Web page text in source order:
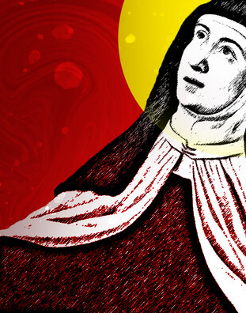
ESPACIOS MÍSTICOS
sábado, marzo 22, 2025
Para cualquier místico, el mundo
se anhela alcanzar. Pero, en una fe
Recientemente, la sección cultural